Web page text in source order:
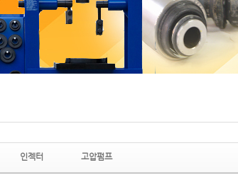
인젝터 고압펌프